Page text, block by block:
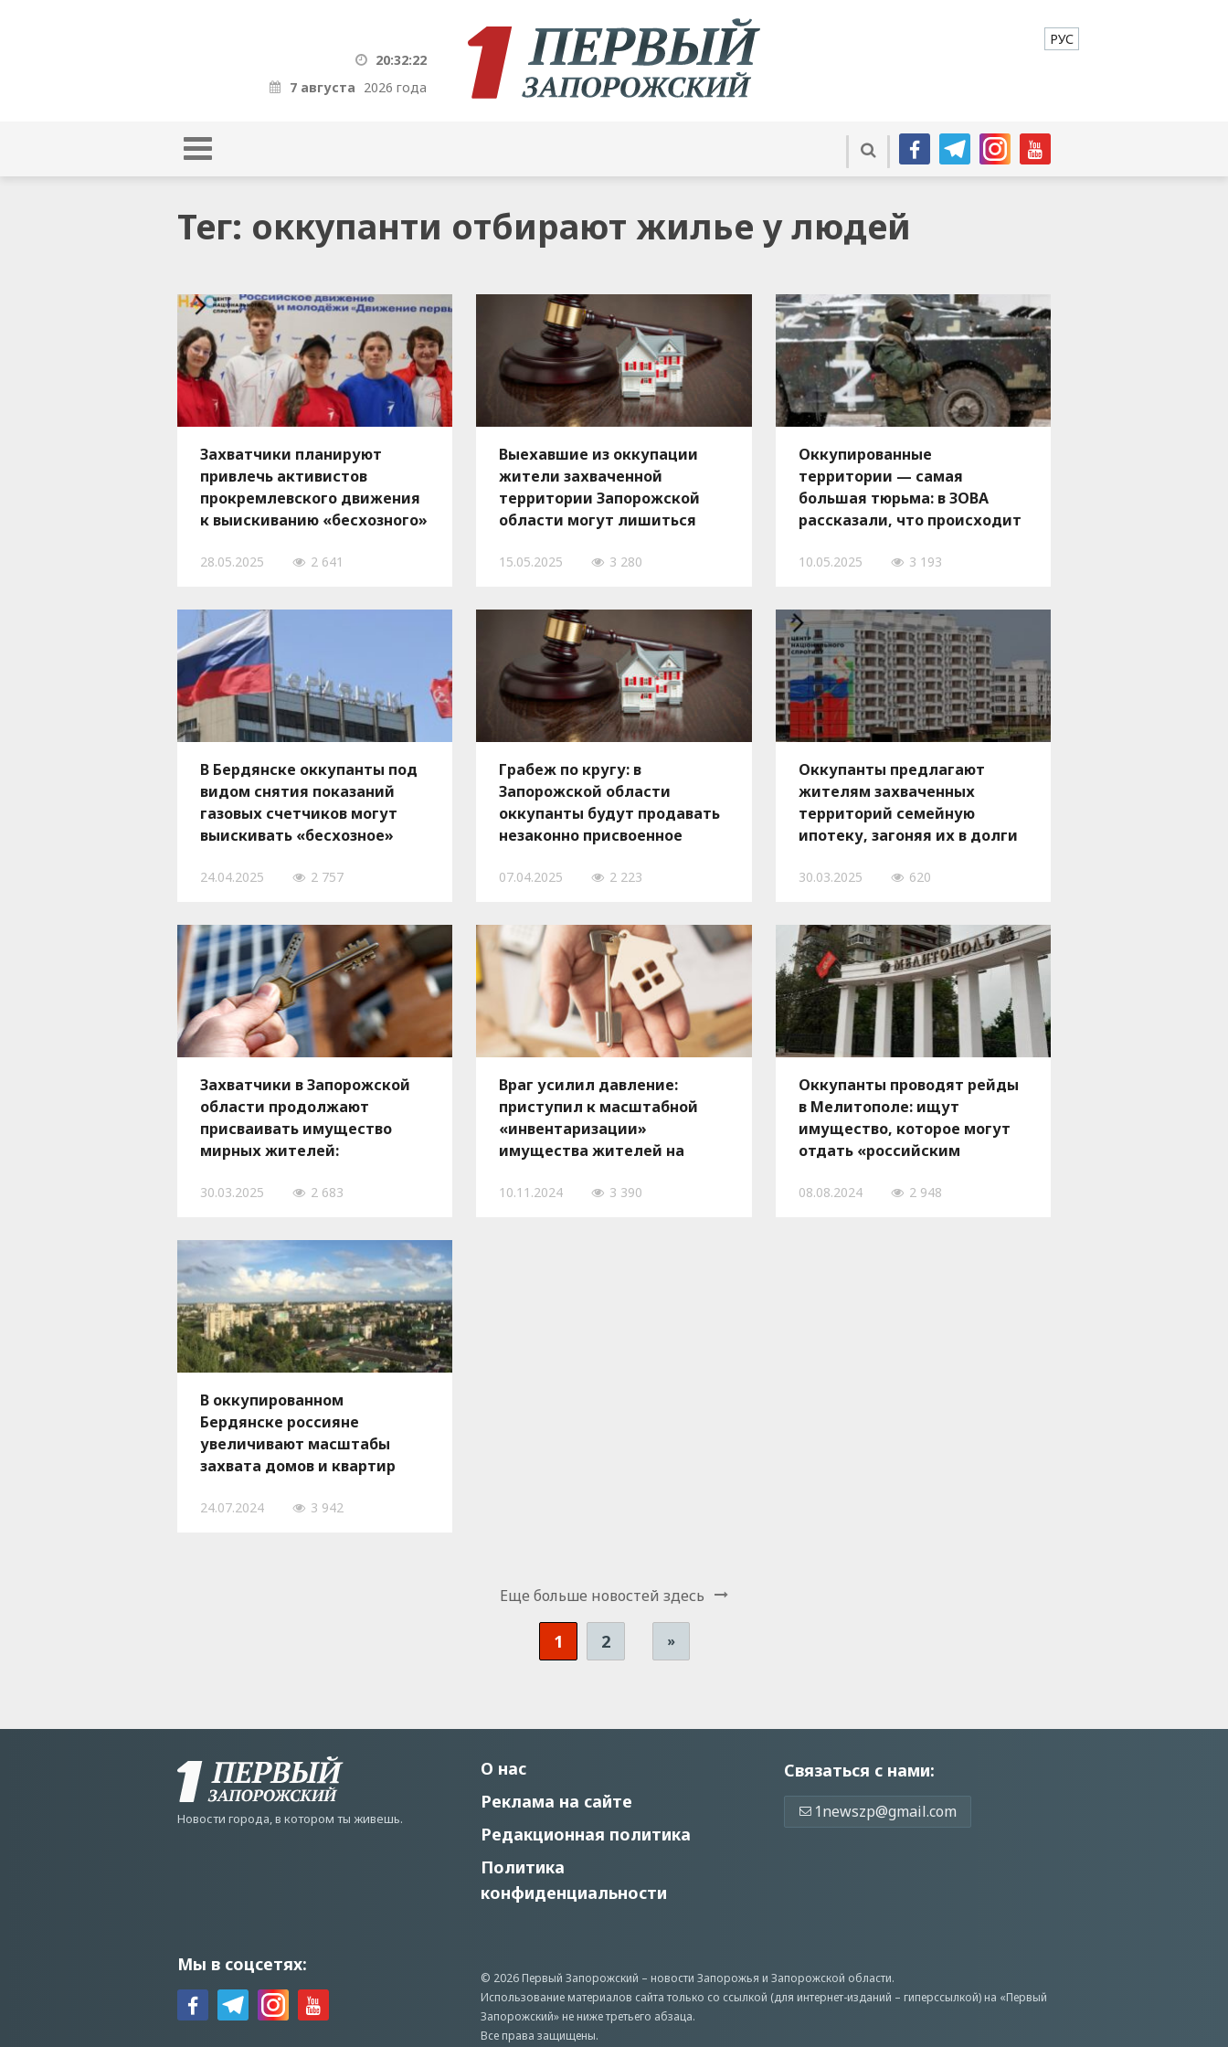
20:32:23
7 августа 2026 года
РУС
Тег: оккупанти отбирают жилье у людей
Захватчики планируют
привлечь активистов
прокремлевского движения
к выискиванию «бесхозного»
области
28.05.2025 2 641
Выехавшие из оккупации
жители захваченной
территории Запорожской
области могут лишиться
закона РФ
15.05.2025 3 280
Оккупированные
территории — самая
большая тюрьма: в ЗОВА
рассказали, что происходит
городах
10.05.2025 3 193
В Бердянске оккупанты под
видом снятия показаний
газовых счетчиков могут
выискивать «бесхозное»
24.04.2025 2 757
Грабеж по кругу: в
Запорожской области
оккупанты будут продавать
незаконно присвоенное
07.04.2025 2 223
Оккупанты предлагают
жителям захваченных
территорий семейную
ипотеку, загоняя их в долги
30.03.2025 620
Захватчики в Запорожской
области продолжают
присваивать имущество
мирных жителей:
список недвижимости
30.03.2025 2 683
Враг усилил давление:
приступил к масштабной
«инвентаризации»
имущества жителей на
Запорожской области
10.11.2024 3 390
Оккупанты проводят рейды
в Мелитополе: ищут
имущество, которое могут
отдать «российским
08.08.2024 2 948
В оккупированном
Бердянске россияне
увеличивают масштабы
захвата домов и квартир
24.07.2024 3 942
Еще больше новостей здесь
1 2 »
Новости города, в котором ты живешь.
О нас
Реклама на сайте
Редакционная политика
Политика
конфиденциальности
Связаться с нами:
1newszp@gmail.com
Мы в соцсетях:
© 2026 Первый Запорожский – новости Запорожья и Запорожской области.
Использование материалов сайта только со ссылкой (для интернет-изданий – гиперссылкой) на «Первый
Запорожский» не ниже третьего абзаца.
Все права защищены.